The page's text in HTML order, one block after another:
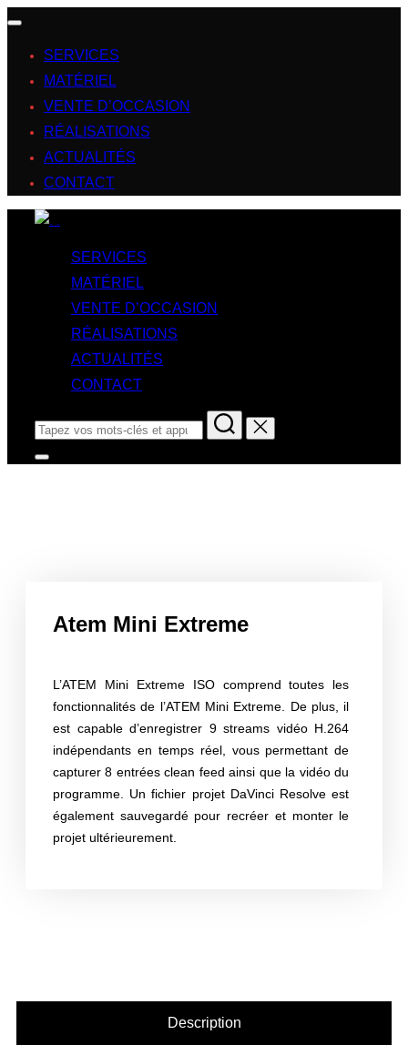
SERVICES
MATÉRIEL
VENTE D’OCCASION
RÉALISATIONS
ACTUALITÉS
CONTACT
SERVICES
MATÉRIEL
VENTE D’OCCASION
RÉALISATIONS
ACTUALITÉS
CONTACT
Atem Mini Extreme
L’ATEM Mini Extreme ISO comprend toutes les
fonctionnalités de l’ATEM Mini Extreme. De plus, il
est capable d’enregistrer 9 streams vidéo H.264
indépendants en temps réel, vous permettant de
capturer 8 entrées clean feed ainsi que la vidéo du
programme. Un fichier projet DaVinci Resolve est
également sauvegardé pour recréer et monter le
projet ultérieurement.
Description